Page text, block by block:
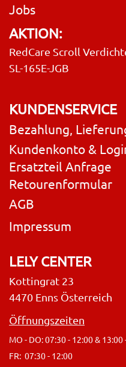
Jobs
AKTION:
RedCare Scroll
SL-165E-JGB
KUNDENSERVICE
Bezahlung,
Kundenkonto &
Ersatzteil Anfrage
Retourenformular
AGB
Impressum
LELY CENTER
Kottingrat 23
4470 Enns Österreich
Öffnungszeiten
MO - DO: 07:30 - 12:00 & 13:00
FR: 07:30 - 12:00